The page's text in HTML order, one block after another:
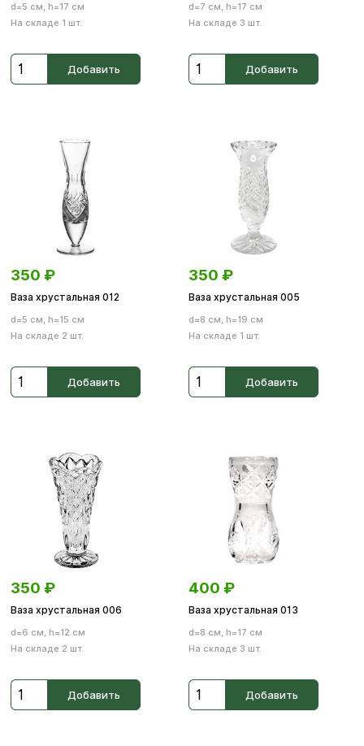
d=5 см, h=17 см
На складе 1 шт.
Добавить
d=7 см, h=17 см
На складе 3 шт.
Добавить
350 ₽
Ваза хрустальная 012
d=5 см, h=15 см
На складе 2 шт.
Добавить
350 ₽
Ваза хрустальная 005
d=8 см, h=19 см
На складе 1 шт.
Добавить
350 ₽
Ваза хрустальная 006
d=6 см, h=12 см
На складе 2 шт.
Добавить
400 ₽
Ваза хрустальная 013
d=8 см, h=17 см
На складе 3 шт.
Добавить